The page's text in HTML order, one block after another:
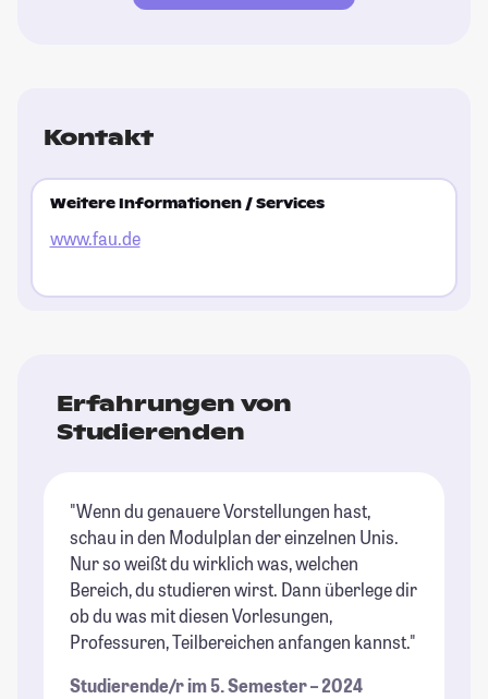
Kontakt
Weitere Informationen / Services
www.fau.de
Erfahrungen von
Studierenden
"Wenn du genauere Vorstellungen hast,
schau in den Modulplan der einzelnen Unis.
Nur so weißt du wirklich was, welchen
Bereich, du studieren wirst. Dann überlege dir
ob du was mit diesen Vorlesungen,
Professuren, Teilbereichen anfangen kannst."
Studierende/r im 5. Semester – 2024